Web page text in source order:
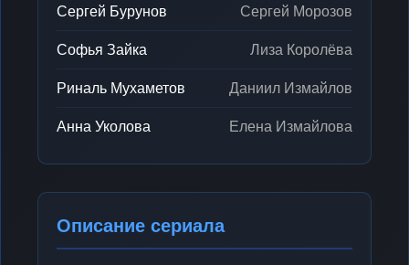
Сергей Бурунов Сергей Морозов
Софья Зайка Лиза Королёва
Риналь Мухаметов Даниил Измайлов
Анна Уколова Елена Измайлова
Описание сериала